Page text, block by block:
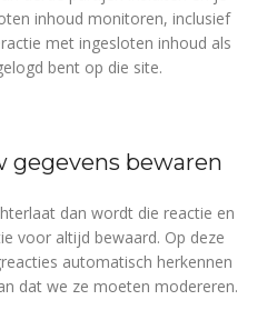
inhoud monitoren, inclusief
met ingesloten inhoud als
bent op die site.
gegevens bewaren
dan wordt die reactie en
voor altijd bewaard. Op deze
automatisch herkennen
dat we ze moeten modereren.